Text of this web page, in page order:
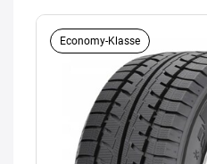
Economy-Klasse